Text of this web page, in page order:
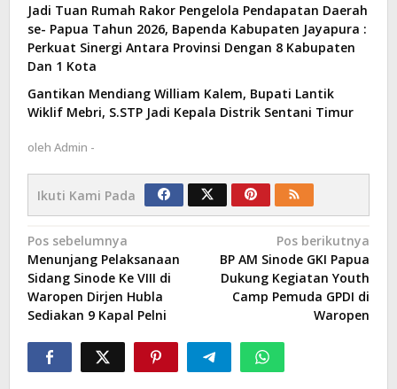
Jadi Tuan Rumah Rakor Pengelola Pendapatan Daerah
se- Papua Tahun 2026, Bapenda Kabupaten Jayapura :
Perkuat Sinergi Antara Provinsi Dengan 8 Kabupaten
Dan 1 Kota
Gantikan Mendiang William Kalem, Bupati Lantik
Wiklif Mebri, S.STP Jadi Kepala Distrik Sentani Timur
oleh Admin -
Ikuti Kami Pada
Navigasi
pos
Pos sebelumnya
Menunjang Pelaksanaan
Sidang Sinode Ke VIII di
Waropen Dirjen Hubla
Sediakan 9 Kapal Pelni
Pos berikutnya
BP AM Sinode GKI Papua
Dukung Kegiatan Youth
Camp Pemuda GPDI di
Waropen